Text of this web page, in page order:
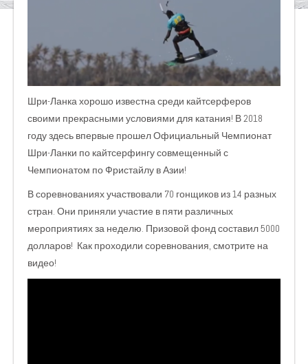
Шри-Ланка хорошо известна среди кайтсерферов
своими прекрасными условиями для катания! В 2018
году здесь впервые прошел Официальный Чемпионат
Шри-Ланки по кайтсерфингу совмещенный с
Чемпионатом по Фристайлу в Азии!
В соревнованиях участвовали 70 гонщиков из 14 разных
стран. Они приняли участие в пяти различных
мероприятиях за неделю. Призовой фонд составил 5000
долларов! Как проходили соревнования, смотрите на
видео!